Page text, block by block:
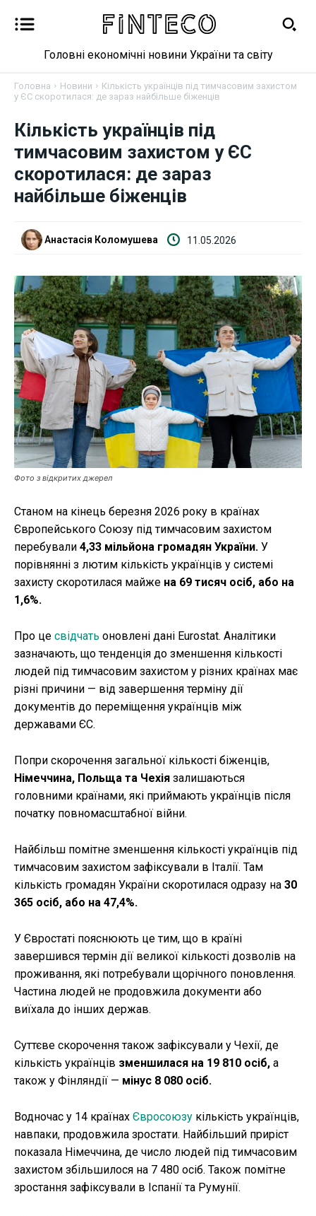
Новини
Бізнес
Криптовалюта
Робота і освіта
Публікації
ФОП
Курс валют
Ми в соц. мережах
Головні економічні новини України та світу
Головна Новини
Кількість українців під тимчасовим захистом
у ЄС скоротилася: де зараз найбільше біженців
Кількість українців під
тимчасовим захистом у ЄС
скоротилася: де зараз
найбільше біженців
Анастасія Коломушева 11.05.2026
Фото з відкритих джерел
Станом на кінець березня 2026 року в країнах
Європейського Союзу під тимчасовим захистом
перебували 4,33 мільйона громадян України. У
порівнянні з лютим кількість українців у системі
захисту скоротилася майже на 69 тисяч осіб, або на
1,6%.
Про це свідчать оновлені дані Eurostat. Аналітики
зазначають, що тенденція до зменшення кількості
людей під тимчасовим захистом у різних країнах має
різні причини — від завершення терміну дії
документів до переміщення українців між
державами ЄС.
Попри скорочення загальної кількості біженців,
Німеччина, Польща та Чехія залишаються
головними країнами, які приймають українців після
початку повномасштабної війни.
Найбільш помітне зменшення кількості українців під
тимчасовим захистом зафіксували в Італії. Там
кількість громадян України скоротилася одразу на 30
365 осіб, або на 47,4%.
У Євростаті пояснюють це тим, що в країні
завершився термін дії великої кількості дозволів на
проживання, які потребували щорічного поновлення.
Частина людей не продовжила документи або
виїхала до інших держав.
Суттєве скорочення також зафіксували у Чехії, де
кількість українців зменшилася на 19 810 осіб, а
також у Фінляндії — мінус 8 080 осіб.
Водночас у 14 країнах Євросоюзу кількість українців,
навпаки, продовжила зростати. Найбільший приріст
показала Німеччина, де число людей під тимчасовим
захистом збільшилося на 7 480 осіб. Також помітне
зростання зафіксували в Іспанії та Румунії.